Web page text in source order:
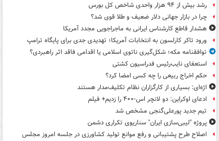
رشد بیش از ۹۴ هزار واحدی شاخص کل بورس
چرا در بازار جهانی دلار ضعیف و طلا قوی شد؟
هشدار قاطع کارشناس ایرانی به ماجراجویی مجدد آمریکا
ورود تاکر کارلسون به انتخابات آمریکا؛ تهدیدی جدی برای پایگاه ترامپ
توافقنامه مکه؛ شکل‌گیری ناتوی اسلامی یا اقدامی فاقد اثر راهبردی؟
استعفای نایب‌رئیس فدراسیون کشتی
حکم اخراج ربیعی را چه کسی امضا کرد؟
اژه‌ای: بسیاری از کارگزاران نظام تکلیف‌مدار هستند
ادعای اوکراین: دو لانچر اس-۴۰۰ را زدیم+ فیلم
تیم جدید پورعلی‌گنجی مشخص شد
پروژه "لیبی‌سازی ایران" سناریوی تکراری دشمن
اصلاح طرح پشتیبانی و رفع موانع تولید کشاورزی در جلسه امروز مجلس